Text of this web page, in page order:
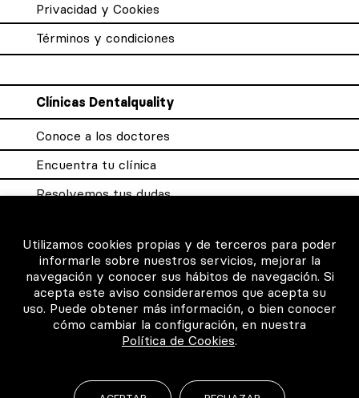
Privacidad y Cookies
Términos y condiciones
Clínicas Dentalquality
Conoce a los doctores
Encuentra tu clínica
Resolvemos tus dudas
Para los profesionales
Consigue tu certificado
Intranet clínicas certificadas
Música para los pacientes
Utilizamos cookies propias y de terceros para poder
informarle sobre nuestros servicios, mejorar la
navegación y conocer sus hábitos de navegación. Si
acepta este aviso consideraremos que acepta su
uso. Puede obtener más información, o bien conocer
cómo cambiar la configuración, en nuestra
Política de Cookies.